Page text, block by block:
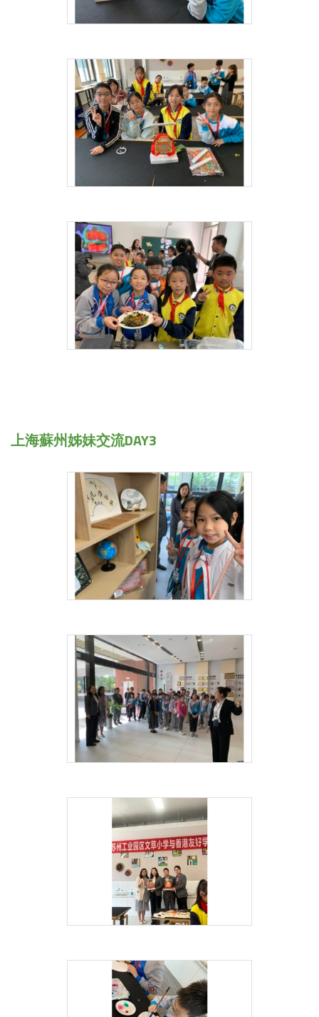
上海蘇州姊妹交流DAY3